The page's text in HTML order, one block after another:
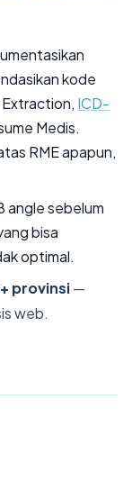
kode
ICD-
Medis.
RME apapun,
angle sebelum
bisa
optimal.
provinsi—
web.